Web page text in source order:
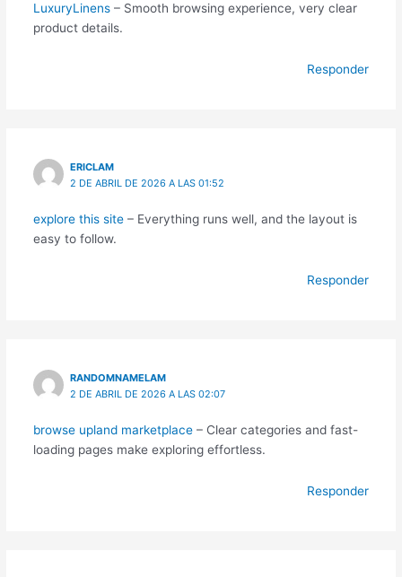
LuxuryLinens– Smooth browsing experience, very clear
product details.
Responder
ERICLAM
2 DE ABRIL DE 2026 A LAS 01:52
explore this site– Everything runs well, and the layout is
easy to follow.
Responder
RANDOMNAMELAM
2 DE ABRIL DE 2026 A LAS 02:07
browse upland marketplace– Clear categories and fast-
loading pages make exploring effortless.
Responder